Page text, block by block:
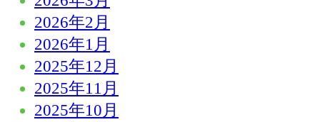
2026年2月
2026年1月
2025年12月
2025年11月
2025年10月